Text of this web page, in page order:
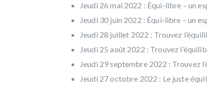
Jeudi 26 mai 2022 : Équi-libre – un
Jeudi 30 juin 2022 : Équi-libre – un
Jeudi 28 juillet 2022 : Trouvez
Jeudi 25 août 2022 : Trouvez
Jeudi 29 septembre 2022 : Trouvez
Jeudi 27 octobre 2022 : Le juste